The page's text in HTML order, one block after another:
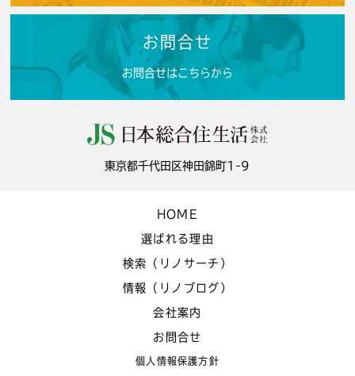
お問合せ
お問合せはこちらから
東京都千代田区神田錦町1-9
HOME
選ばれる理由
検索（リノサーチ）
情報（リノブログ）
会社案内
お問合せ
個人情報保護方針